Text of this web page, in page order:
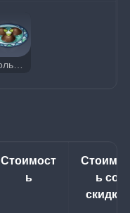
Угольная лепёшка аджиленах по старинному рецепту
Стоимост
ь
ь со